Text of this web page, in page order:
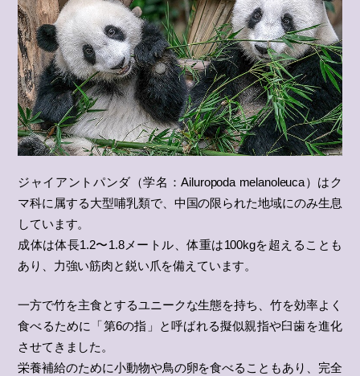
ジャイアントパンダ（学名：Ailuropoda melanoleuca）はク
マ科に属する大型哺乳類で、中国の限られた地域にのみ生息
しています。
成体は体長1.2〜1.8メートル、体重は100kgを超えることも
あり、力強い筋肉と鋭い爪を備えています。
一方で竹を主食とするユニークな生態を持ち、竹を効率よく
食べるために「第6の指」と呼ばれる擬似親指や臼歯を進化
させてきました。
栄養補給のために小動物や鳥の卵を食べることもあり、完全